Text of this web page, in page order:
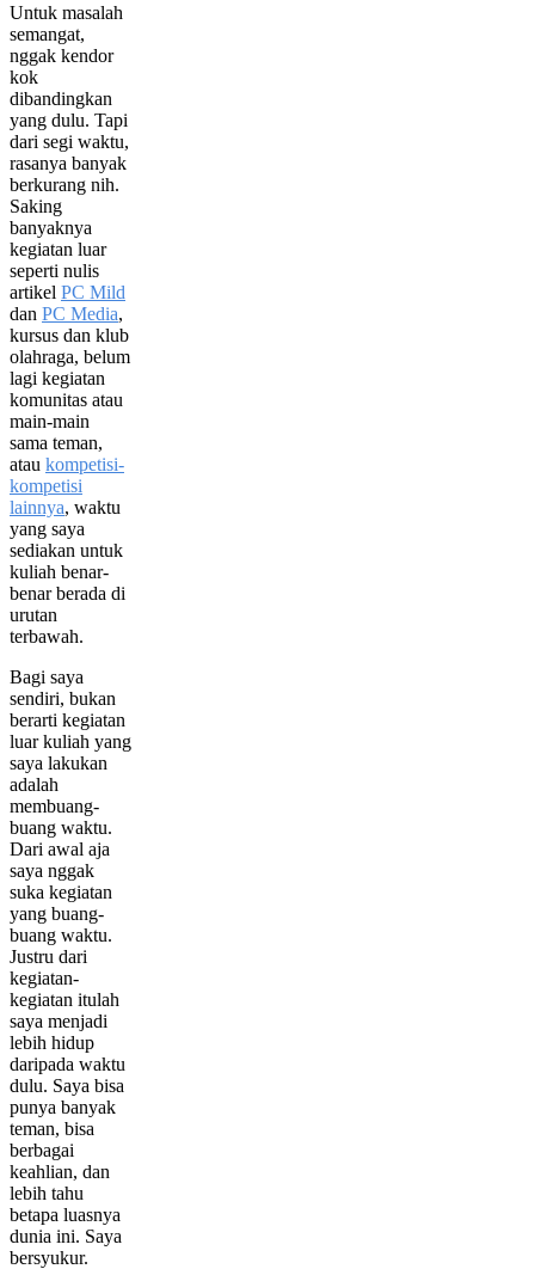
Untuk masalah
semangat,
nggak kendor
kok
dibandingkan
yang dulu. Tapi
dari segi waktu,
rasanya banyak
berkurang nih.
Saking
banyaknya
kegiatan luar
seperti nulis
artikel PC Mild
dan PC Media,
kursus dan klub
olahraga, belum
lagi kegiatan
komunitas atau
main-main
sama teman,
atau kompetisi-
kompetisi
lainnya, waktu
yang saya
sediakan untuk
kuliah benar-
benar berada di
urutan
terbawah.
Bagi saya
sendiri, bukan
berarti kegiatan
luar kuliah yang
saya lakukan
adalah
membuang-
buang waktu.
Dari awal aja
saya nggak
suka kegiatan
yang buang-
buang waktu.
Justru dari
kegiatan-
kegiatan itulah
saya menjadi
lebih hidup
daripada waktu
dulu. Saya bisa
punya banyak
teman, bisa
berbagai
keahlian, dan
lebih tahu
betapa luasnya
dunia ini. Saya
bersyukur.